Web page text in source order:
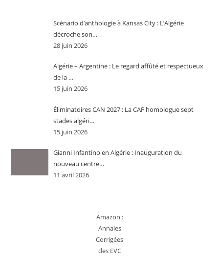
Scénario d’anthologie à Kansas City : L’Algérie
décroche son…
28 juin 2026
Algérie – Argentine : Le regard affûté et respectueux
de la …
15 juin 2026
Éliminatoires CAN 2027 : La CAF homologue sept
stades algéri…
15 juin 2026
Gianni Infantino en Algérie : Inauguration du
nouveau centre…
11 avril 2026
Amazon :
Annales
Corrigées
des EVC